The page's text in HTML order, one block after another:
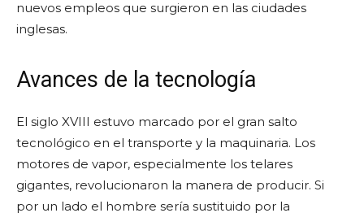
nuevos empleos que surgieron en las ciudades
inglesas.
Avances de la tecnología
El siglo XVIII estuvo marcado por el gran salto
tecnológico en el transporte y la maquinaria. Los
motores de vapor, especialmente los telares
gigantes, revolucionaron la manera de producir. Si
por un lado el hombre sería sustituido por la